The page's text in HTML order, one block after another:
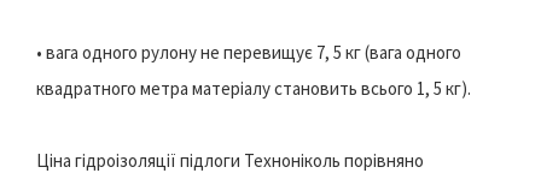
• вага одного рулону не перевищує 7, 5 кг (вага одного
квадратного метра матеріалу становить всього 1, 5 кг).
Ціна гідроізоляції підлоги Техноніколь порівняно